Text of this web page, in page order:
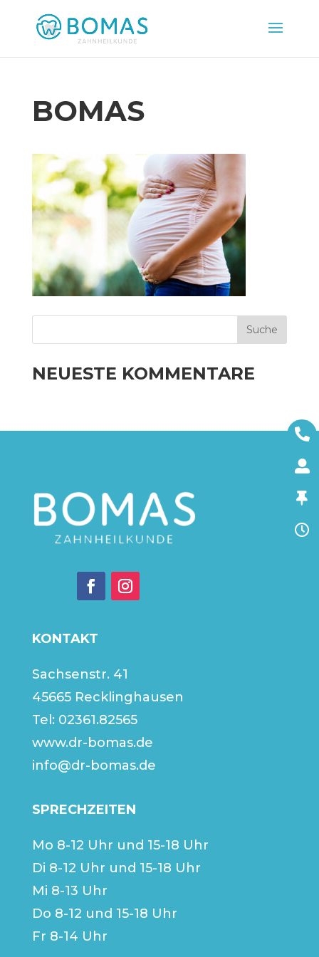
BOMAS
NEUESTE KOMMENTARE
KONTAKT
Sachsenstr. 41
45665 Recklinghausen
Tel: 02361.82565
www.dr-bomas.de
info@dr-bomas.de
SPRECHZEITEN
Mo 8-12 Uhr und 15-18 Uhr
Di 8-12 Uhr und 15-18 Uhr
Mi 8-13 Uhr
Do 8-12 und 15-18 Uhr
Fr 8-14 Uhr